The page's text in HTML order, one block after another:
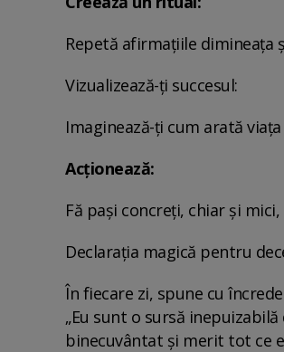
Repetă afirmațiile dimineața
Vizualizează-ți succesul:
Imaginează-ți cum arată
Acționează:
Fă pași concreți, chiar și
Declarația magică pentru
În fiecare zi, spune cu
„Eu sunt o sursă
binecuvântat și merit tot ce